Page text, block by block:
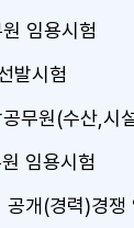
임용시험
발시험
무원(수산,시
임용시험
개(경력)경쟁